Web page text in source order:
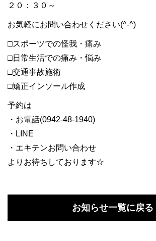
２０：３０～
お気軽にお問い合わせください(^-^)
□スポーツでの怪我・痛み
□日常生活での痛み・悩み
□交通事故施術
□矯正インソール作成
予約は
・お電話(0942-48-1940)
・LINE
・エキテンお問い合わせ
よりお待ちしております☆
お知らせ一覧に戻る